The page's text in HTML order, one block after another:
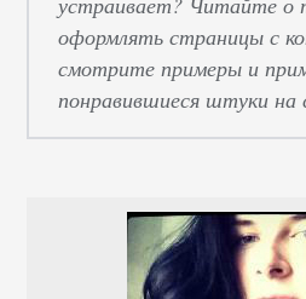
оформлять страницы с
смотрите примеры и
понравившиеся штуки на